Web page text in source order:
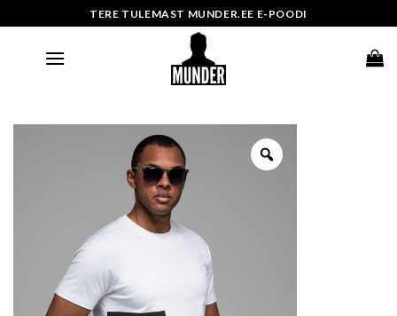
to
TERE TULEMAST MUNDER.EE E-POODI